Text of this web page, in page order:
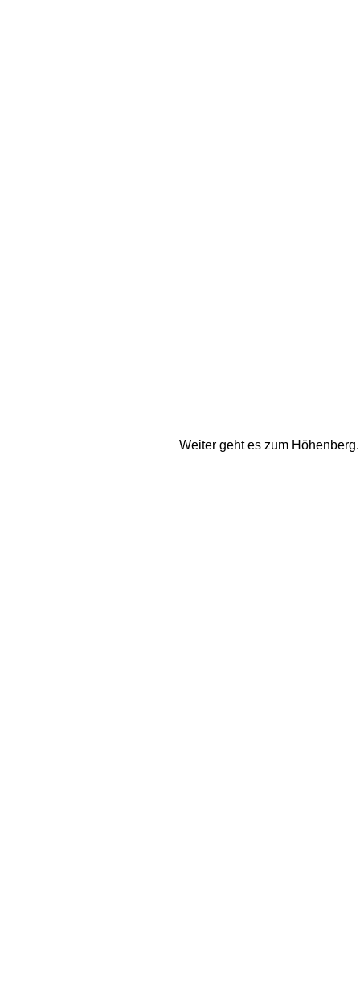
Weiter geht es zum